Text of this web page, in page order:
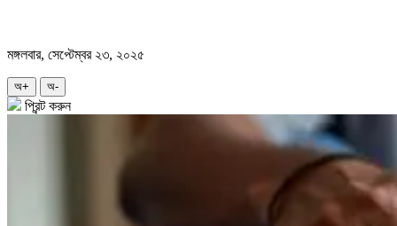
মঙ্গলবার, সেপ্টেম্বর ২৩, ২০২৫
অ+ অ-
প্রিন্ট করুন